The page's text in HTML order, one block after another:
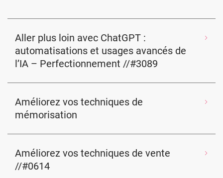
Aller plus loin avec ChatGPT :
automatisations et usages avancés de
l’IA – Perfectionnement //#3089
Améliorez vos techniques de
mémorisation
Améliorez vos techniques de vente
//#0614